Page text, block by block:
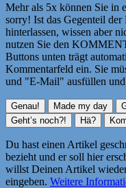
Mehr als 5x können Sie in
sorry! Ist das Gegenteil
hinterlassen, wissen aber
nutzen Sie den
Buttons unten trägt
Kommentarfeld ein. Sie
und "E-Mail" ausfüllen
Du hast einen Artikel
bezieht und er soll hier
willst Deinen Artikel
eingeben. Weitere